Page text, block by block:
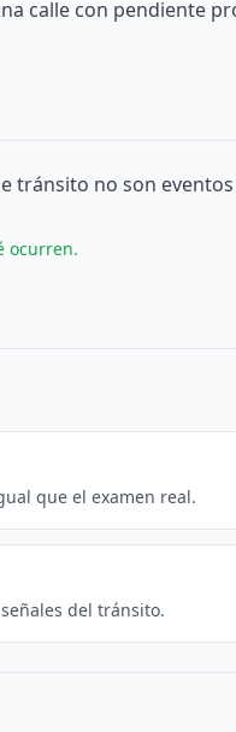
calle con pendiente
tránsito no son eventos
ocurren.
que el examen real.
del tránsito.